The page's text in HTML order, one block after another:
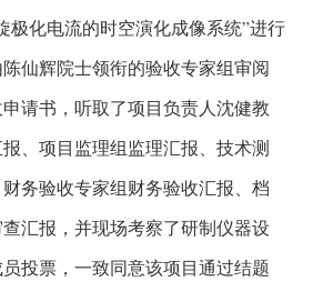
极化电流的时空演化成像系统”进行
仙辉院士领衔的验收专家组审阅
请书，听取了项目负责人沈健教
、项目监理组监理汇报、技术测
务验收专家组财务验收汇报、档
汇报，并现场考察了研制仪器设
投票，一致同意该项目通过结题